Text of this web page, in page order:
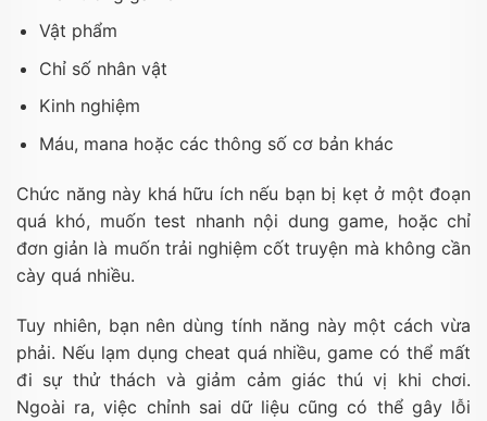
Vật phẩm
Chỉ số nhân vật
Kinh nghiệm
Máu, mana hoặc các thông số cơ bản khác
Chức năng này khá hữu ích nếu bạn bị kẹt ở một đoạn
quá khó, muốn test nhanh nội dung game, hoặc chỉ
đơn giản là muốn trải nghiệm cốt truyện mà không cần
cày quá nhiều.
Tuy nhiên, bạn nên dùng tính năng này một cách vừa
phải. Nếu lạm dụng cheat quá nhiều, game có thể mất
đi sự thử thách và giảm cảm giác thú vị khi chơi.
Ngoài ra, việc chỉnh sai dữ liệu cũng có thể gây lỗi